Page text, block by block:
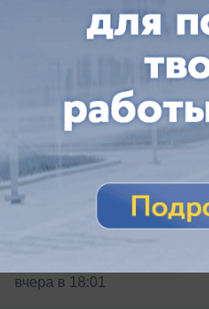
вчера в 18:01